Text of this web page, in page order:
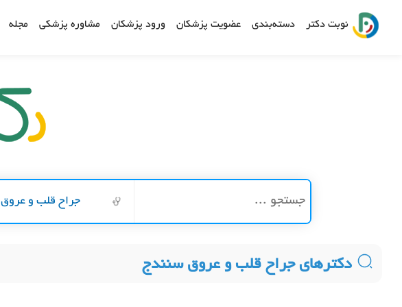
نوبت دکتر دسته‌بندی عضویت پزشکان ورود پزشکان مشاوره پزشکی مجله
جراح قلب و عروق
دکترهای جراح قلب و عروق سنندج